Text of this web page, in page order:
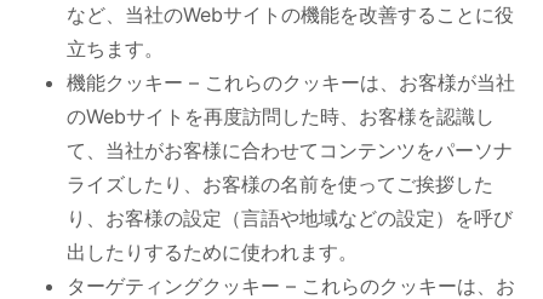
など、当社のWebサイトの機能を改善することに役
立ちます。
機能クッキー – これらのクッキーは、お客様が当社
のWebサイト を再度訪問した時、 お客様を認識し
て、当社がお客様に合わせてコンテンツをパーソナ
ライズしたり、お客様の名前を使ってご挨拶した
り、お客様の設定（言語や地域などの設定）を呼び
出したりするために使われます。
ターゲティングクッキー – これらのクッキーは、お